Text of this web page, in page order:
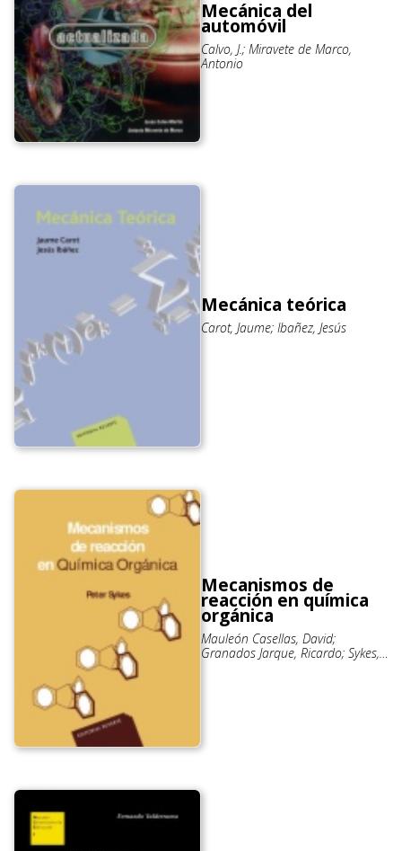
Mecánica del
automóvil
Calvo, J.; Miravete de Marco,
Antonio
Mecánica teórica
Carot, Jaume; Ibañez, Jesús
Mecanismos de
reacción en química
orgánica
Mauleón Casellas, David;
Granados Jarque, Ricardo; Sykes,